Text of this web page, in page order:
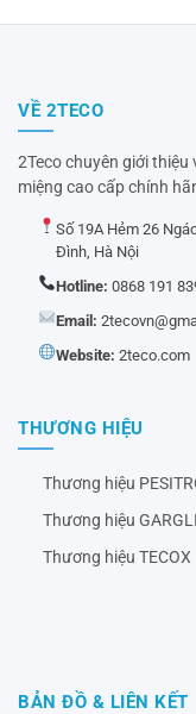
VỀ 2TECO
2Teco chuyên giới
miệng cao cấp chính
Số 19A Hẻm 26
Đình, Hà Nội
Hotline: 0868 191
Email:
Website: 2teco.com
THƯƠNG HIỆU
Thương hiệu
Thương hiệu
Thương hiệu TECOX
BẢN ĐỒ & LIÊN KẾT